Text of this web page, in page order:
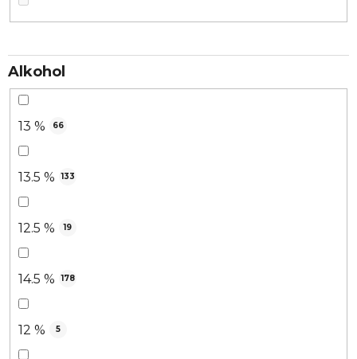
Alkohol
13 % 66
13.5 % 133
12.5 % 19
14.5 % 178
12 % 5